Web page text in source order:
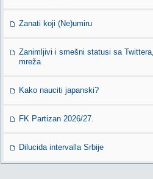
Zanati koji (Ne)umiru
Zanimljivi i smešni statusi sa
mreža
Kako nauciti japanski?
FK Partizan 2026/27.
Dilucida intervalla Srbije